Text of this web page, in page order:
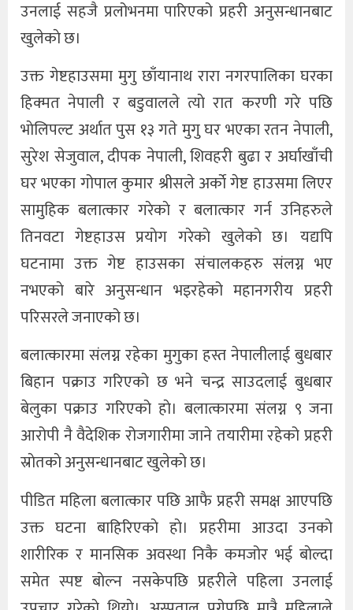
उनलाई सहजै प्रलोभनमा पारिएको प्रहरी अनुसन्धानबाट
खुलेकाे छ।
उक्त गेष्टहाउसमा मुगु छाँयानाथ रारा नगरपालिका घरका
हिक्मत नेपाली र बडुवालले त्याे रात करणी गरे पछि
भाेलिपल्ट अर्थात पुस १३ गते मुगु घर भएका रतन नेपाली,
सुरेश सेजुवाल, दीपक नेपाली, शिवहरी बुढा र अर्घाखाँची
घर भएका गोपाल कुमार श्रीसले अर्काे गेष्ट हाउसमा लिएर
सामुहिक बलात्कार गरेकाे र बलात्कार गर्न उनिहरुले
तिनवटा गेष्टहाउस प्रयाेग गरेकाे खुलेकाे छ। यद्यपि
घटनामा उक्त गेष्ट हाउसका संचालकहरु संलग्न भए
नभएकाे बारे अनुसन्धान भइरहेको महानगरीय प्रहरी
परिसरले जनाएको छ।
बलात्कारमा संलग्न रहेका मुगुका हस्त नेपालीलाई बुधबार
बिहान पक्राउ गरिएको छ भने चन्द्र साउदलाई बुधबार
बेलुका पक्राउ गरिएको हाे। बलात्कारमा संलग्न ९ जना
आरोपी नै वैदेशिक रोजगारीमा जाने तयारीमा रहेको प्रहरी
स्राेतकाे अनुसन्धानबाट खुलेकाे छ।
पीडित महिला बलात्कार पछि आफै प्रहरी समक्ष आएपछि
उक्त घटना बाहिरिएकाे हाे। प्रहरीमा आउदा उनकाे
शारीरिक र मानसिक अवस्था निकै कमजोर भई बाेल्दा
समेत स्पष्ट बाेल्न नसकेपछि प्रहरीले पहिला उनलाई